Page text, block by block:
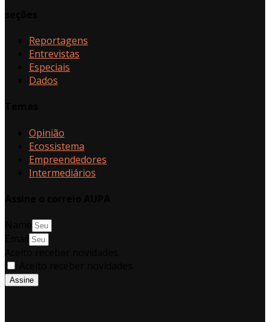
Reportagens
Entrevistas
Especiais
Dados
Opinião
Ecossistema
Empreendedores
Intermediários
Assine